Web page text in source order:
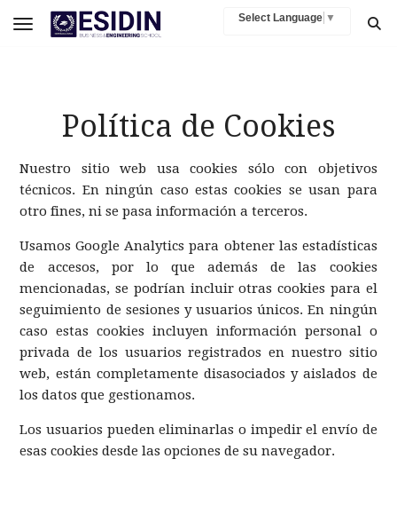
Select Language ▼
Toggle navigation
Política de Cookies
Nuestro sitio web usa cookies sólo con objetivos
técnicos. En ningún caso estas cookies se usan para
otro fines, ni se pasa información a terceros.
Usamos Google Analytics para obtener las estadísticas
de accesos, por lo que además de las cookies
mencionadas, se podrían incluir otras cookies para el
seguimiento de sesiones y usuarios únicos. En ningún
caso estas cookies incluyen información personal o
privada de los usuarios registrados en nuestro sitio
web, están completamente disasociados y aislados de
los datos que gestionamos.
Los usuarios pueden eliminarlas o impedir el envío de
esas cookies desde las opciones de su navegador.